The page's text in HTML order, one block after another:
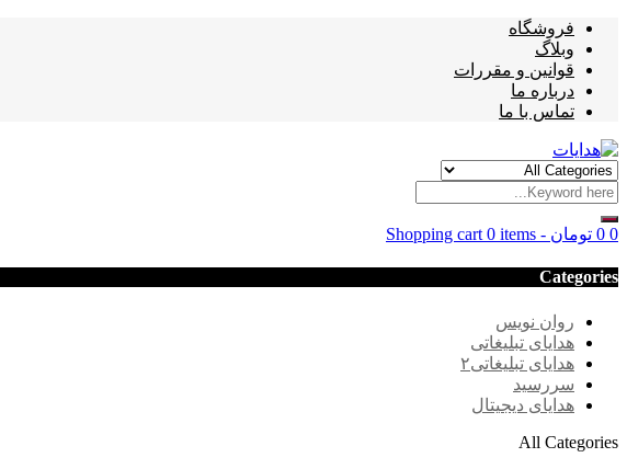
فروشگاه
وبلاگ
قوانین و مقررات
درباره ما
تماس با ما
Shopping cart 0 items - 0 تومان 0
Categories
روان نویس
هدایای تبلیغاتی
هدایای تبلیغاتی۲
سررسید
هدایای دیجیتال
All Categories